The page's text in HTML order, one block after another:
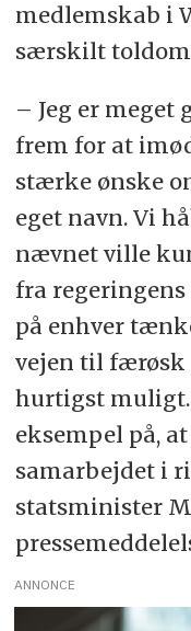
medlemskab i
særskilt
– Jeg er meget
frem for at
stærke ønske
eget navn. Vi
nævnet ville
fra
på enhver
vejen til færøsk
hurtigst muligt.
eksempel på,
samarbejdet i
statsminister
ANNONCE